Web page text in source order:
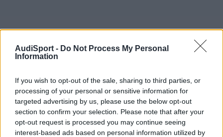
AudiSport - Do Not Process My Personal
Information
If you wish to opt-out of the sale, sharing to third parties, or
processing of your personal or sensitive information for
targeted advertising by us, please use the below opt-out
section to confirm your selection. Please note that after your
opt-out request is processed you may continue seeing
interest-based ads based on personal information utilized by
Tineo
Publicado7 de Junio del 2010